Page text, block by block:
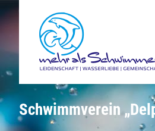
Schwimmverein